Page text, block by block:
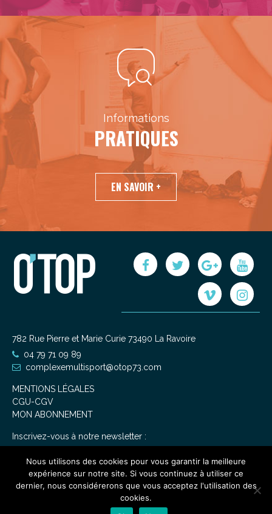
Informations
PRATIQUES
EN SAVOIR +
782 Rue Pierre et Marie Curie 73490 La Ravoire
04 79 71 09 89
complexemultisport@otop73.com
MENTIONS LÉGALES
CGU-CGV
MON ABONNEMENT
Inscrivez-vous à notre newsletter :
Nous utilisons des cookies pour vous garantir la meilleure
expérience sur notre site. Si vous continuez à utiliser ce
dernier, nous considérerons que vous acceptez l'utilisation des
cookies.